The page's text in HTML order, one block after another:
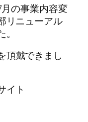
の事業内容変
リニューアル
頂戴できまし
イト